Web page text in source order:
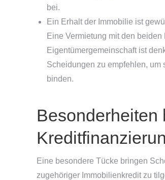
bei.
Ein Erhalt der Immobilie ist
Eine Vermietung mit den
Eigentümergemeinschaft ist
Scheidungen zu empfehlen, um
binden.
Besonderheiten
Eine besondere Tücke bringen
zugehöriger Immobilienkredit zu